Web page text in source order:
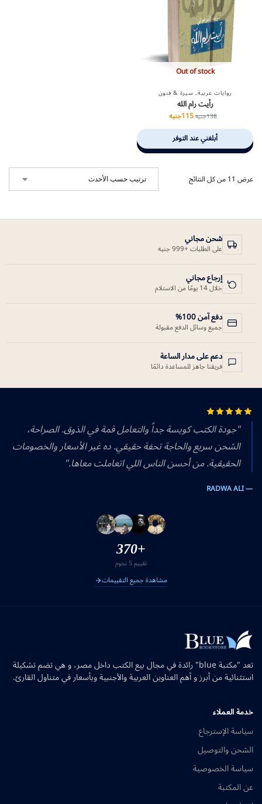
Out of stock
روايات عربية,سيرة & فنون
رأيت رام الله
138جنيه115جنيه
أبلغني عند التوفر
عرض ⁦11⁩ من كل النتائج
شحن مجاني
على الطلبات +999 جنيه
إرجاع مجاني
خلال 14 يومًا من الاستلام
دفع آمن 100%
جميع وسائل الدفع مقبولة
دعم على مدار الساعة
فريقنا جاهز للمساعدة دائمًا
"جودة الكتب كويسة جداً والتعامل قمة في الذوق. الصراحة،
الشحن سريع والحاجة تحفة حقيقي. ده غير الأسعار والخصومات
الحقيقية. من أحسن الناس اللي اتعاملت معاها."
— RADWA ALI
+370
تقييم 5 نجوم
مشاهدة جميع التقييمات
تعد "مكتبة blue" رائدة في مجال بيع الكتب داخل مصر، و هي تضم تشكيلة
استثنائية من أبرز و أهم العناوين العربية والأجنبية وبأسعار في متناول القارئ.
خدمة العملاء
سياسة الإسترجاع
الشحن والتوصيل
سياسة الخصوصية
عن المكتبة